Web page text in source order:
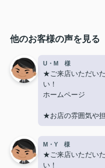
他のお客様の声を見る
U・M 様
★ご来店いただい
い！
ホームページ
★お店の雰囲気や
か？
丁寧に、迅速にご
★担当者、または
M・Y 様
★ご来店いただい
い！